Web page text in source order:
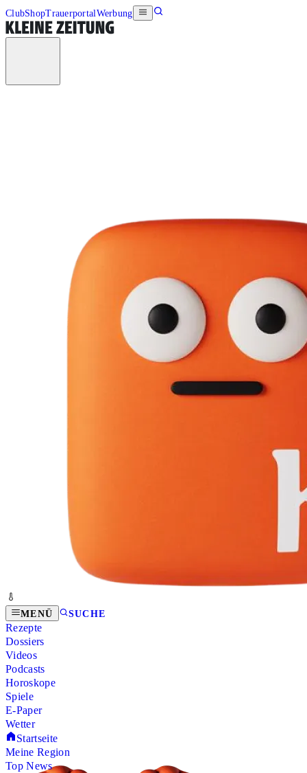
ClubShopTrauerportalWerbung
MENÜ SUCHE
Rezepte
Dossiers
Videos
Podcasts
Horoskope
Spiele
E-Paper
Wetter
Startseite
Meine Region
Top News